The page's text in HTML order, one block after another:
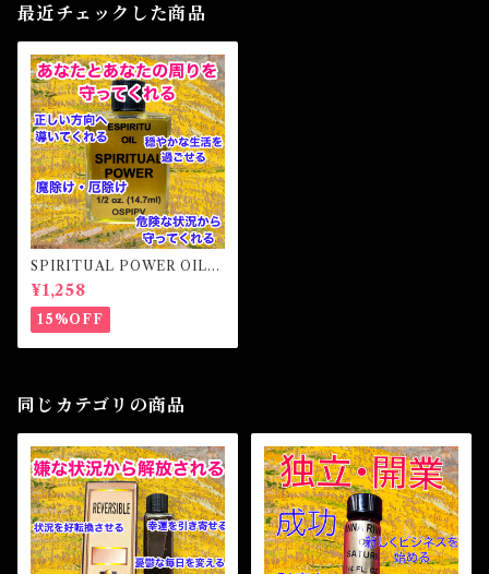
最近チェックした商品
SPIRITUAL POWER OIL
スピリチュアルパワーオイル
¥1,258
15%OFF
同じカテゴリの商品